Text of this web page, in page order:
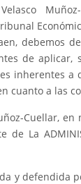
debemos
de aplicar,
inherentes a
cuanto a las
Cuellar,
La
y defendida